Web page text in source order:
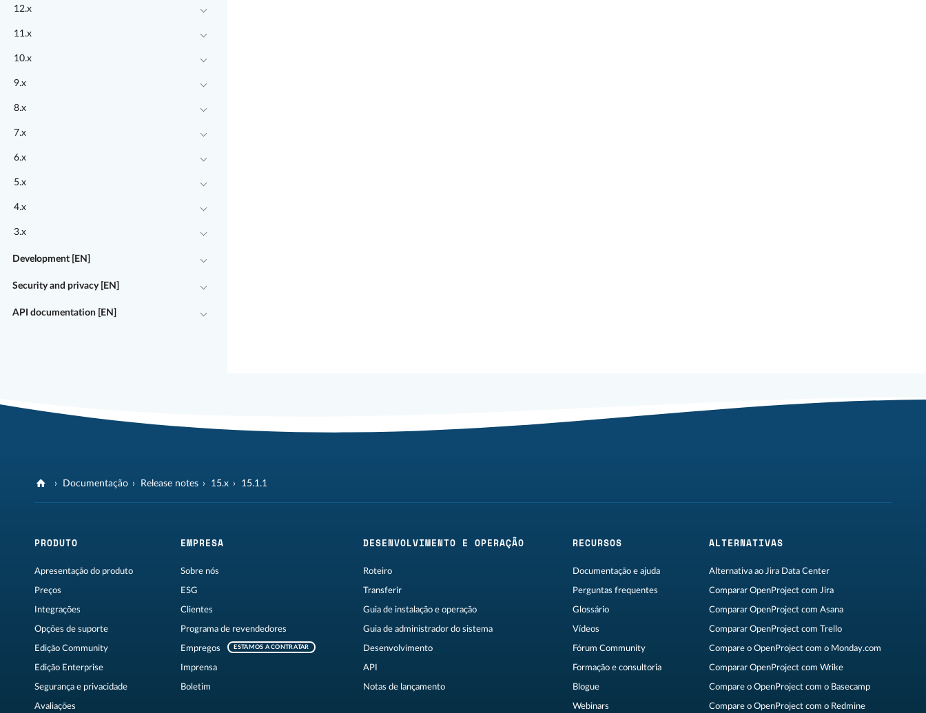
12.x
11.x
10.x
9.x
8.x
7.x
6.x
5.x
4.x
3.x
Development [EN]
Security and privacy [EN]
API documentation [EN]
Documentação Release notes 15.x 15.1.1
PRODUTO
Apresentação do produto
Preços
Integrações
Opções de suporte
Edição Community
Edição Enterprise
Segurança e privacidade
Avaliações
EMPRESA
Sobre nós
ESG
Clientes
Programa de revendedores
Empregos ESTAMOS A CONTRATAR
Imprensa
Boletim
DESENVOLVIMENTO E OPERAÇÃO
Roteiro
Transferir
Guia de instalação e operação
Guia de administrador do sistema
Desenvolvimento
API
Notas de lançamento
RECURSOS
Documentação e ajuda
Perguntas frequentes
Glossário
Vídeos
Fórum Community
Formação e consultoria
Blogue
Webinars
ALTERNATIVAS
Alternativa ao Jira Data Center
Comparar OpenProject com Jira
Comparar OpenProject com Asana
Comparar OpenProject com Trello
Compare o OpenProject com o Monday.com
Comparar OpenProject com Wrike
Compare o OpenProject com o Basecamp
Compare o OpenProject com o Redmine